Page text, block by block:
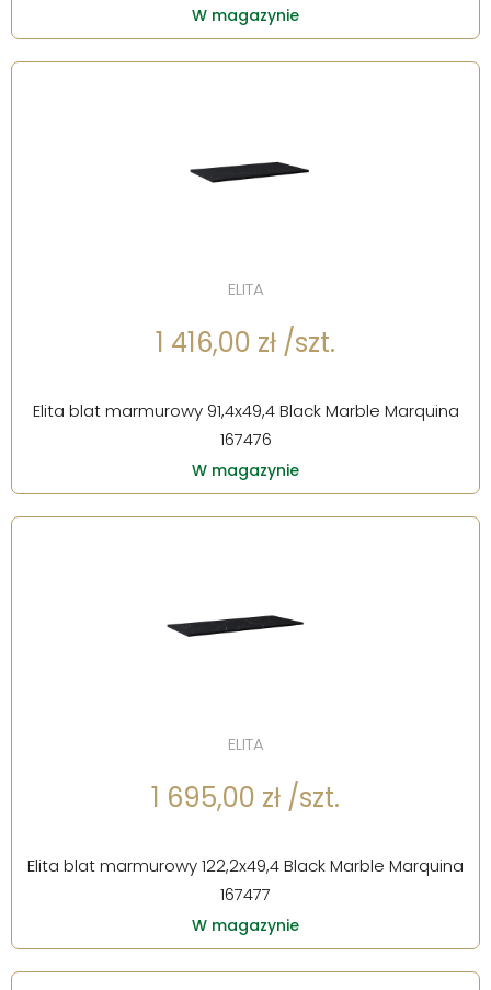
W magazynie
ELITA
1 416,00 zł /szt.
Elita blat marmurowy 91,4x49,4 Black Marble Marquina
167476
W magazynie
ELITA
1 695,00 zł /szt.
Elita blat marmurowy 122,2x49,4 Black Marble Marquina
167477
W magazynie